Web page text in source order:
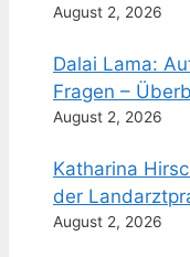
August 2, 2026
Dalai Lama:
Fragen –
August 2, 2026
Katharina
der
August 2, 2026